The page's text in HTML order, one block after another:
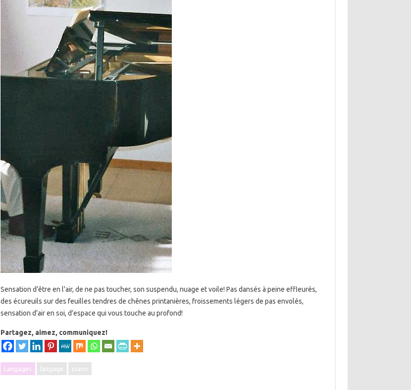
Sensation d’être en l’air, de ne pas toucher, son suspendu, nuage et voile! Pas dansés à peine effleurés,
des écureuils sur des feuilles tendres de chênes printanières, froissements légers de pas envolés,
sensation d’air en soi, d’espace qui vous touche au profond!
Partagez, aimez, communiquez!
Langages langage piano